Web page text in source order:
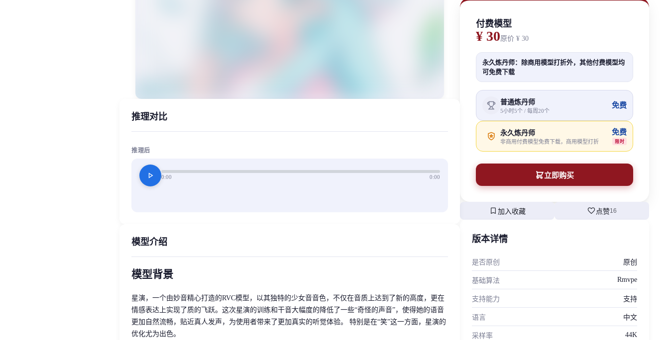
推理对比
推理后
play_arrow 0:00 0:00
模型介绍
模型背景
星演，一个由妙音精心打造的RVC模型，以其独特的少女音音色，不仅在音质上达到了新的高度，更在
情感表达上实现了质的飞跃。这次星演的训练和干音大幅度的降低了一些“奇怪的声音”，使得她的语音
更加自然流畅，贴近真人发声，为使用者带来了更加真实的听觉体验。 特别是在“笑”这一方面，星演的
优化尤为出色。
付费模型
¥ 30原价 ¥ 30
永久炼丹师：除商用模型打折外，其他付费模型均
可免费下载
普通炼丹师
5小时5个 / 每周20个
免费
永久炼丹师
非商用付费模型免费下载，商用模型打折
免费
限时
立即购买
bookmark 加入收藏 favorite 点赞16
版本详情
是否原创 原创
基础算法 Rmvpe
支持能力 支持
语言 中文
采样率 44K